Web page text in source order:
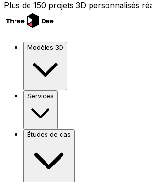
Plus de 150 projets 3D personnalisés
Modèles 3D
Services
Études de cas